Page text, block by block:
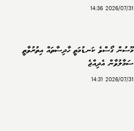
2026/07/31 14:36
މޫސުން ގޯސްވެ ކަނޑުމަތީ ހާދިސާތައް އިތުރުވާތީ
ސަމާލުވާން އެދިއްޖެ
2026/07/31 14:31